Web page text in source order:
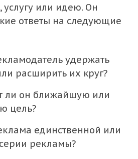
услугу или идею. Он
ответы на следующие
удержать
расширить их круг?
ли он ближайшую или
цель?
единственной или
рекламы?